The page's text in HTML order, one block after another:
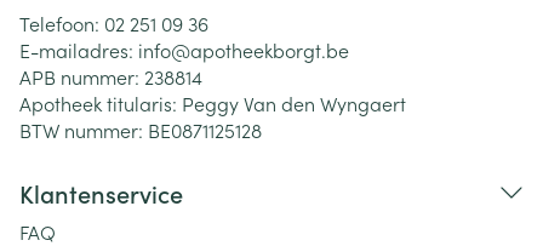
Telefoon: 02 251 09 36
E-mailadres: info@apotheekborgt.be
APB nummer: 238814
Apotheek titularis: Peggy Van den Wyngaert
BTW nummer: BE0871125128
Klantenservice
FAQ